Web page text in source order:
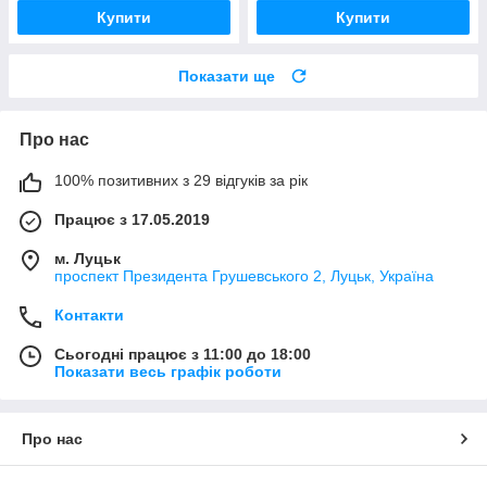
Купити Купити
Показати ще
Про нас
100% позитивних з 29 відгуків за рік
Працює з 17.05.2019
м. Луцьк
проспект Президента Грушевського 2, Луцьк, Україна
Контакти
Сьогодні працює з 11:00 до 18:00
Показати весь графік роботи
Про нас